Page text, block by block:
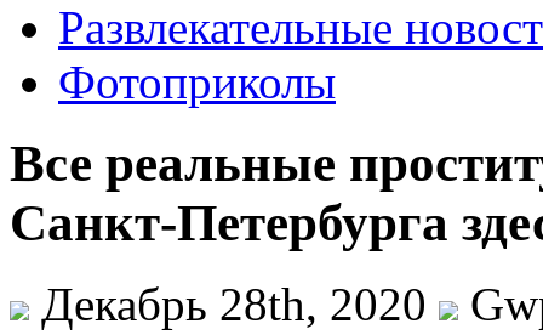
Развлекательные
Фотоприколы
Все реальные
Санкт-Петербурга
Декабрь 28th, 2020